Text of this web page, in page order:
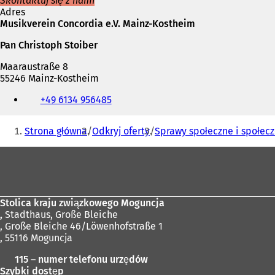
Adres
Musikverein Concordia e.V. Mainz-Kostheim
Pan Christoph Stoiber
Maaraustraße 8
55246 Mainz-Kostheim
faks
adres
mail
+49 6134 956485
Jesteś
tutaj:
Strona główna Odkryj oferty Sprawy społeczne i
Stolica kraju związkowego Moguncja
, Stadthaus, Große Bleiche
, Große Bleiche 46/Löwenhofstraße 1
, 55116 Moguncja
115 – numer telefonu urzędów
Szybki dostęp